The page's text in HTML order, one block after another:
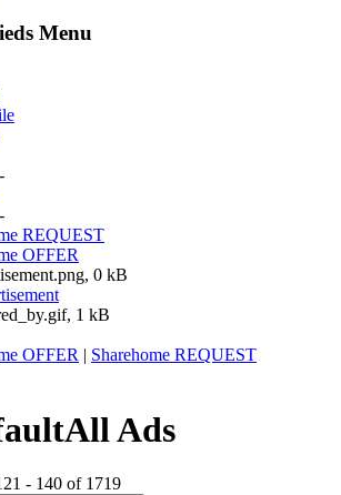
Menu
REQUEST
OFFER
OFFER | Sharehome REQUEST
All Ads
- 140 of 1719